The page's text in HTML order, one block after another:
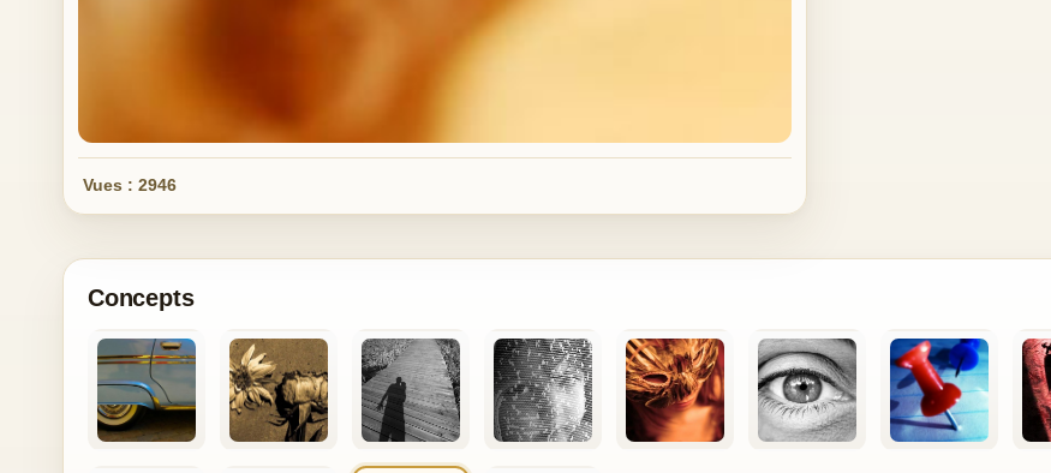
Vues : 2946
Concepts